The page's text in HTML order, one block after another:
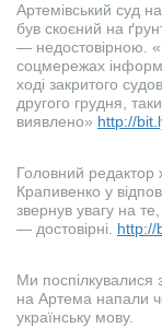
Артемівський суд
був скоєний на
— недостовірною.
соцмережах
ході закритого
другого грудня,
виявлено» http://
Головний редактор
Крапивенко у
звернув увагу на
— достовірні. http://
Ми поспілкувалися
на Артема напали
українську мову.